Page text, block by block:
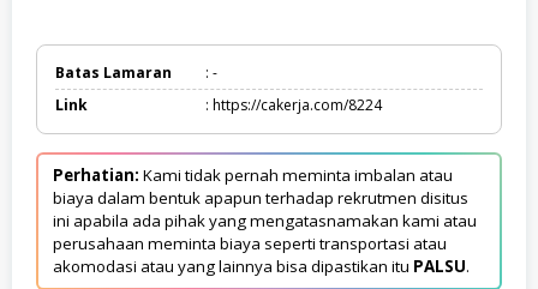
Batas Lamaran
: -
Link
: https://cakerja.com/8224
Perhatian: Kami tidak pernah meminta imbalan atau
biaya dalam bentuk apapun terhadap rekrutmen disitus
ini apabila ada pihak yang mengatasnamakan kami atau
perusahaan meminta biaya seperti transportasi atau
akomodasi atau yang lainnya bisa dipastikan itu PALSU.